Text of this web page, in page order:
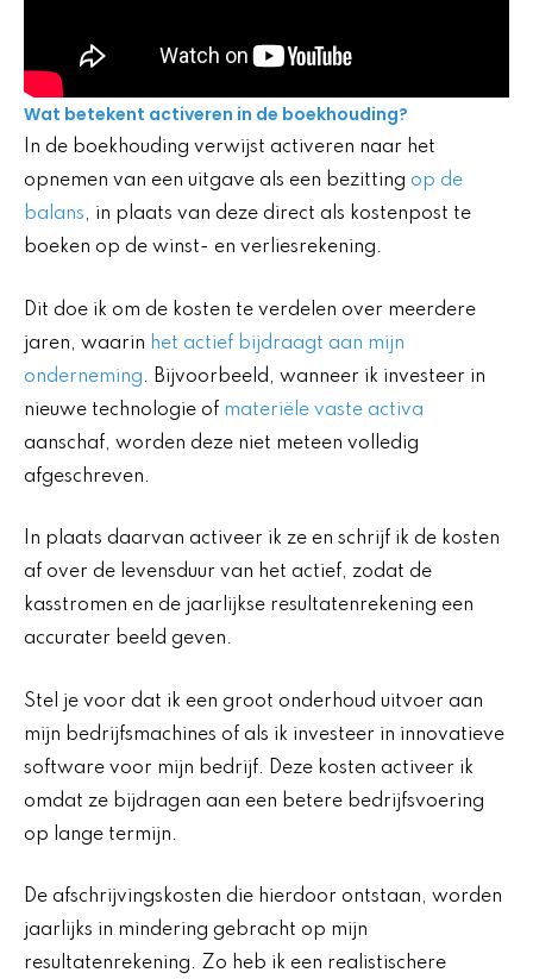
Wat betekent activeren in de boekhouding?
In de boekhouding verwijst activeren naar het
opnemen van een uitgave als een bezitting op de
balans, in plaats van deze direct als kostenpost te
boeken op de winst- en verliesrekening.
Dit doe ik om de kosten te verdelen over meerdere
jaren, waarin het actief bijdraagt aan mijn
onderneming. Bijvoorbeeld, wanneer ik investeer in
nieuwe technologie of materiële vaste activa
aanschaf, worden deze niet meteen volledig
afgeschreven.
In plaats daarvan activeer ik ze en schrijf ik de kosten
af over de levensduur van het actief, zodat de
kasstromen en de jaarlijkse resultatenrekening een
accurater beeld geven.
Stel je voor dat ik een groot onderhoud uitvoer aan
mijn bedrijfsmachines of als ik investeer in innovatieve
software voor mijn bedrijf. Deze kosten activeer ik
omdat ze bijdragen aan een betere bedrijfsvoering
op lange termijn.
De afschrijvingskosten die hierdoor ontstaan, worden
jaarlijks in mindering gebracht op mijn
resultatenrekening. Zo heb ik een realistischere